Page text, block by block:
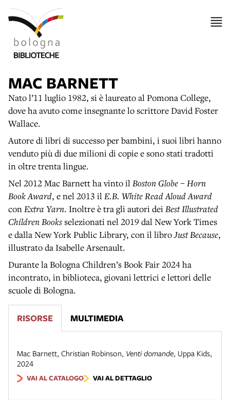
MAC BARNETT
Nato l’11 luglio 1982, si è laureato al Pomona College,
dove ha avuto come insegnante lo scrittore David Foster
Wallace.
Autore di libri di successo per bambini, i suoi libri hanno
venduto più di due milioni di copie e sono stati tradotti
in oltre trenta lingue.
Nel 2012 Mac Barnett ha vinto ilBoston Globe – Horn
Book Award, e nel 2013 ilE.B. White Read Aloud Award
conExtra Yarn. Inoltre è tra gli autori deiBest Illustrated
Children Books selezionati nel 2019 dal New York Times
e dalla New York Public Library, con il libroJust Because,
illustrato da Isabelle Arsenault.
Durante la Bologna Children’s Book Fair 2024 ha
incontrato, in biblioteca, giovani lettrici e lettori delle
scuole di Bologna.
RISORSE MULTIMEDIA
Mac Barnett, Christian Robinson, Venti domande, Uppa Kids,
2024
VAI AL CATALOGO VAI AL DETTAGLIO